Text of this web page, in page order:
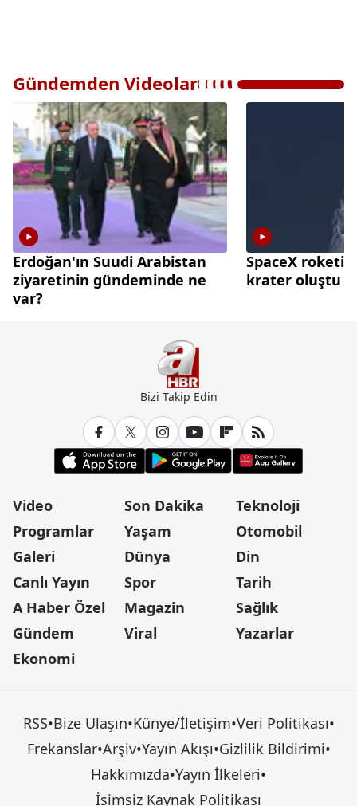
Gündemden Videolar
Erdoğan'ın Suudi Arabistan
ziyaretinin gündeminde ne
var?
SpaceX roketi
krater oluştu
Bizi Takip Edin
Video
Programlar
Galeri
Canlı Yayın
A Haber Özel
Gündem
Ekonomi
Son Dakika
Yaşam
Dünya
Spor
Magazin
Viral
Teknoloji
Otomobil
Din
Tarih
Sağlık
Yazarlar
RSS•Bize Ulaşın•Künye/İletişim•Veri Politikası•
Frekanslar•Arşiv•Yayın Akışı•Gizlilik Bildirimi•
Hakkımızda•Yayın İlkeleri•
İsimsiz Kaynak Politikası